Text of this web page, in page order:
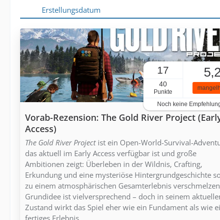
Erstellungsdatum
17
40
Punkte
Noch keine
Vorab-Rezension: The Gold River Project
Access)
The Gold River Projectist ein Open-World-Survival-
das aktuell im Early Access verfügbar ist und große
Ambitionen zeigt: Überleben in der Wildnis, Crafting,
Erkundung und eine mysteriöse Hintergrundgeschichte
zu einem atmosphärischen Gesamterlebnis
Grundidee ist vielversprechend – doch in seinem
Zustand wirkt das Spiel eher wie ein Fundament als wie
fertiges Erlebnis.